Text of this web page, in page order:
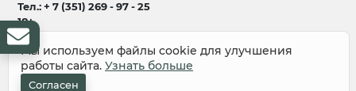
Тел.: + 7 (351) 269 - 97 - 25
18+
© 2008-2026 Все права защищены
разработка и продвижение:
Мы используем файлы cookie для улучшения
работы сайта. Узнать больше
Согласен